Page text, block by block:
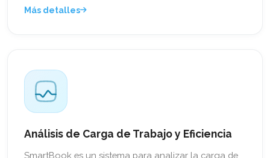
Más detalles
Análisis de Carga de Trabajo y Eficiencia
SmartBook es un sistema para analizar la carga de